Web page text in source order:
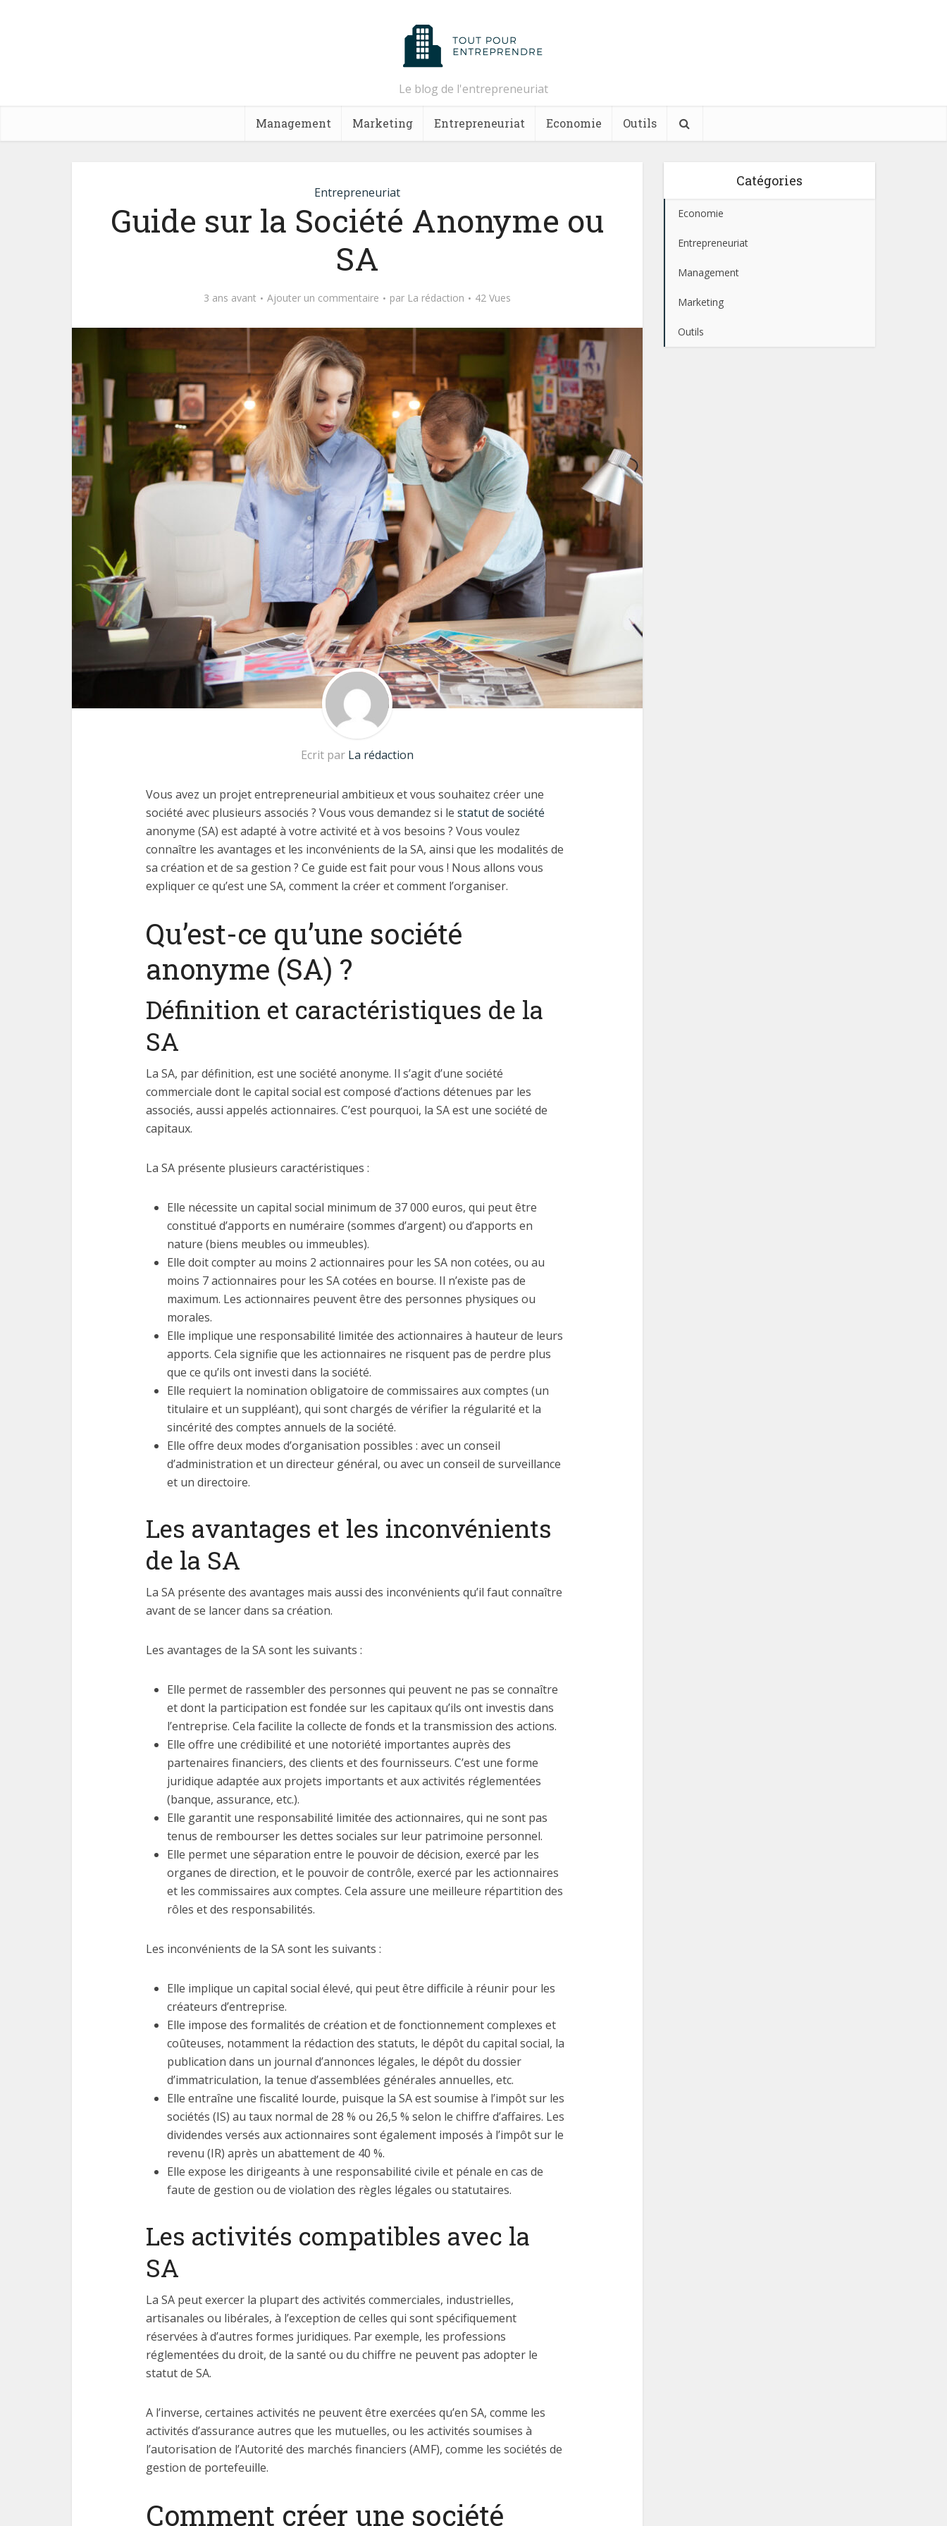
Le blog de l'entrepreneuriat
Management Marketing Entrepreneuriat Economie Outils
Entrepreneuriat
Guide sur la Société Anonyme ou
SA
3 ans avant Ajouter un commentaire par La rédaction 42 Vues
Ecrit par La rédaction
Vous avez un projet entrepreneurial ambitieux et vous souhaitez créer une
société avec plusieurs associés ? Vous vous demandez si le statut de société
anonyme (SA) est adapté à votre activité et à vos besoins ? Vous voulez
connaître les avantages et les inconvénients de la SA, ainsi que les modalités de
sa création et de sa gestion ? Ce guide est fait pour vous ! Nous allons vous
expliquer ce qu’est une SA, comment la créer et comment l’organiser.
Qu’est-ce qu’une société
anonyme (SA) ?
Définition et caractéristiques de la
SA
La SA, par définition, est une société anonyme. Il s’agit d’une société
commerciale dont le capital social est composé d’actions détenues par les
associés, aussi appelés actionnaires. C’est pourquoi, la SA est une société de
capitaux.
La SA présente plusieurs caractéristiques :
Elle nécessite un capital social minimum de 37 000 euros, qui peut être
constitué d’apports en numéraire (sommes d’argent) ou d’apports en
nature (biens meubles ou immeubles).
Elle doit compter au moins 2 actionnaires pour les SA non cotées, ou au
moins 7 actionnaires pour les SA cotées en bourse. Il n’existe pas de
maximum. Les actionnaires peuvent être des personnes physiques ou
morales.
Elle implique une responsabilité limitée des actionnaires à hauteur de leurs
apports. Cela signifie que les actionnaires ne risquent pas de perdre plus
que ce qu’ils ont investi dans la société.
Elle requiert la nomination obligatoire de commissaires aux comptes (un
titulaire et un suppléant), qui sont chargés de vérifier la régularité et la
sincérité des comptes annuels de la société.
Elle offre deux modes d’organisation possibles : avec un conseil
d’administration et un directeur général, ou avec un conseil de surveillance
et un directoire.
Les avantages et les inconvénients
de la SA
La SA présente des avantages mais aussi des inconvénients qu’il faut connaître
avant de se lancer dans sa création.
Les avantages de la SA sont les suivants :
Elle permet de rassembler des personnes qui peuvent ne pas se connaître
et dont la participation est fondée sur les capitaux qu’ils ont investis dans
l’entreprise. Cela facilite la collecte de fonds et la transmission des actions.
Elle offre une crédibilité et une notoriété importantes auprès des
partenaires financiers, des clients et des fournisseurs. C’est une forme
juridique adaptée aux projets importants et aux activités réglementées
(banque, assurance, etc.).
Elle garantit une responsabilité limitée des actionnaires, qui ne sont pas
tenus de rembourser les dettes sociales sur leur patrimoine personnel.
Elle permet une séparation entre le pouvoir de décision, exercé par les
organes de direction, et le pouvoir de contrôle, exercé par les actionnaires
et les commissaires aux comptes. Cela assure une meilleure répartition des
rôles et des responsabilités.
Les inconvénients de la SA sont les suivants :
Elle implique un capital social élevé, qui peut être difficile à réunir pour les
créateurs d’entreprise.
Elle impose des formalités de création et de fonctionnement complexes et
coûteuses, notamment la rédaction des statuts, le dépôt du capital social, la
publication dans un journal d’annonces légales, le dépôt du dossier
d’immatriculation, la tenue d’assemblées générales annuelles, etc.
Elle entraîne une fiscalité lourde, puisque la SA est soumise à l’impôt sur les
sociétés (IS) au taux normal de 28 % ou 26,5 % selon le chiffre d’affaires. Les
dividendes versés aux actionnaires sont également imposés à l’impôt sur le
revenu (IR) après un abattement de 40 %.
Elle expose les dirigeants à une responsabilité civile et pénale en cas de
faute de gestion ou de violation des règles légales ou statutaires.
Les activités compatibles avec la
SA
La SA peut exercer la plupart des activités commerciales, industrielles,
artisanales ou libérales, à l’exception de celles qui sont spécifiquement
réservées à d’autres formes juridiques. Par exemple, les professions
réglementées du droit, de la santé ou du chiffre ne peuvent pas adopter le
statut de SA.
A l’inverse, certaines activités ne peuvent être exercées qu’en SA, comme les
activités d’assurance autres que les mutuelles, ou les activités soumises à
l’autorisation de l’Autorité des marchés financiers (AMF), comme les sociétés de
gestion de portefeuille.
Comment créer une société
Catégories
Economie
Entrepreneuriat
Management
Marketing
Outils